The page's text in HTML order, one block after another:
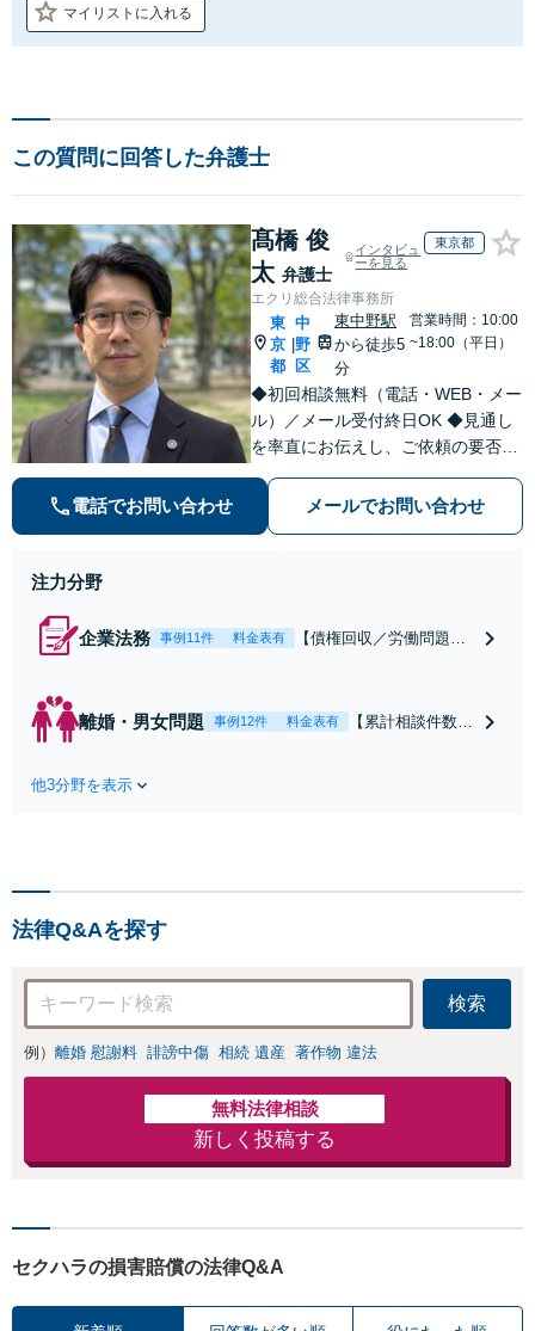
マイリストに入れる
この質問に回答した弁護士
髙橋 俊
太 弁護士
インタビュ
ーを見る
東京都
エクリ総合法律事務所
東
京
都
中
野
区
東中野駅
から徒歩5
分
営業時間：10:00
~18:00（平日）
◆初回相談無料（電話・WEB・メー
ル）／メール受付終日OK ◆見通し
を率直にお伝えし、ご依頼の要否も
解決まで弁護士本人が一貫してスピ
ーディーに対応いたします。 ◆累計
電話でお問い合わせ メールでお問い合わせ
注力分野
企業法務 事例11件 料金表有
【債権回収／労働問題／
のトラブル・会社内のト
ラブルなど、事後の解決
離婚・男女問題 事例12件 料金表有
【累計相談件数20
様の話を丁寧にう
を正確に読み取り
ます。【東京都在
住以外の方も対
応】
他3分野を表示
法律Q&Aを探す
検索
例） 離婚 慰謝料 誹謗中傷 相続 遺産 著作物 違法
無料法律相談
新しく投稿する
セクハラの損害賠償の法律Q&A